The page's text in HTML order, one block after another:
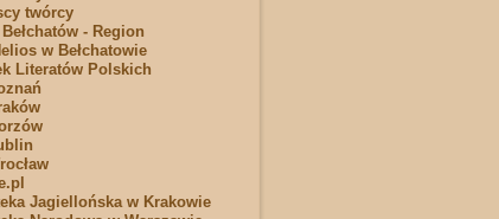
twórcy
- Region
w Bełchatowie
Literatów Polskich
Jagiellońska w Krakowie